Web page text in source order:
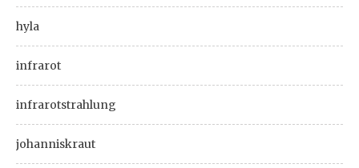
hyla
infrarot
infrarotstrahlung
johanniskraut